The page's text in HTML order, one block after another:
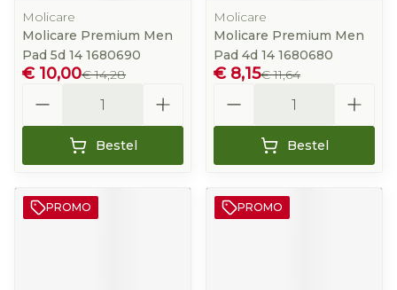
Molicare
Molicare Premium Men
Pad 5d 14 1680690
€ 14,28
€ 10,00
Bestel
Molicare
Molicare Premium Men
Pad 4d 14 1680680
€ 11,64
€ 8,15
Bestel
PROMO PROMO